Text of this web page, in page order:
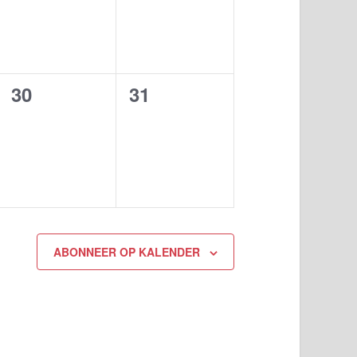
0
30
0
31
ABONNEER OP KALENDER